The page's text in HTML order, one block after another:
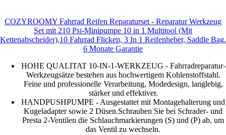
COZYROOMY Fahrrad Reifen Reparaturset - Reparatur Werkzeug
Set mit 210 Psi-Minipumpe 10 in 1 Multitool (Mit
Kettenabscheider),10 Fahrrad Flicken, 3 In 1 Reifenheber, Saddle Bag.
6 Monate Garantie
HOHE QUALITAT 10-IN-1-WERKZEUG - Fahrradreparatur-
Werkzeugsätze bestehen aus hochwertigem Kohlenstoffstahl.
Feine und professionelle Verarbeitung, Modedesign, langlebig,
stärker und effektiver.
HANDPUSHPUMPE - Ausgestattet mit Montagehalterung und
Kugeladapter sowie 2 Düsen.Schrauben Sie bei Schrader- und
Presta 2-Ventilen die Schlauchmarkierungen (S) und (P) ab, um
das Ventil zu wechseln.